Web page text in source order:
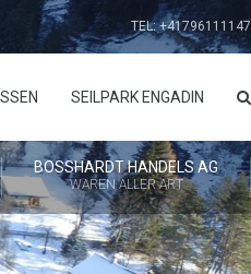
TEL: +41796111147
SEILPARK ENGADIN
BOSSHARDT HANDELS AG
WAREN ALLER ART